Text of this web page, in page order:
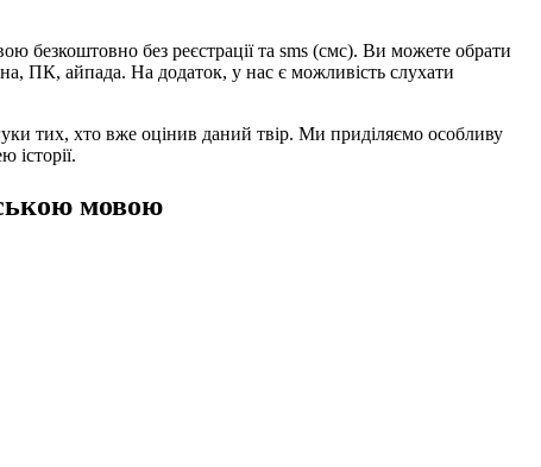
безкоштовно без реєстрації та sms (смс). Ви можете обрати
ПК, айпада. На додаток, у нас є можливість слухати
тих, хто вже оцінив даний твір. Ми приділяємо особливу
історії.
мовою